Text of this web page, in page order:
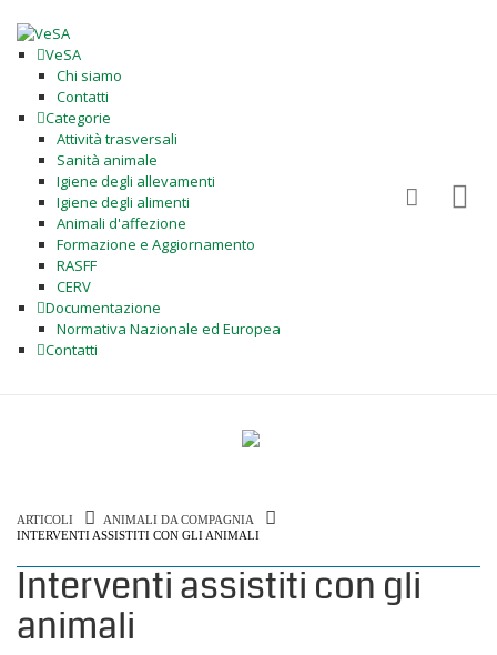
VeSA
Chi siamo
Contatti
Categorie
Attività trasversali
Sanità animale
Igiene degli allevamenti
Igiene degli alimenti
Animali d'affezione
Formazione e Aggiornamento
RASFF
CERV
Documentazione
Normativa Nazionale ed Europea
Contatti
ARTICOLI
ANIMALI DA COMPAGNIA
INTERVENTI ASSISTITI CON GLI ANIMALI
Interventi assistiti con gli
animali